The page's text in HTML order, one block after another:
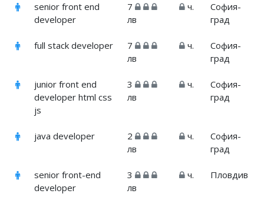
senior front end
developer
7
лв
ч.
София-
град
full stack developer
7
лв
ч.
София-
град
junior front end
developer html css
js
3
лв
ч.
София-
град
java developer
2
лв
ч.
София-
град
senior front-end
developer
3
лв
ч. Пловдив